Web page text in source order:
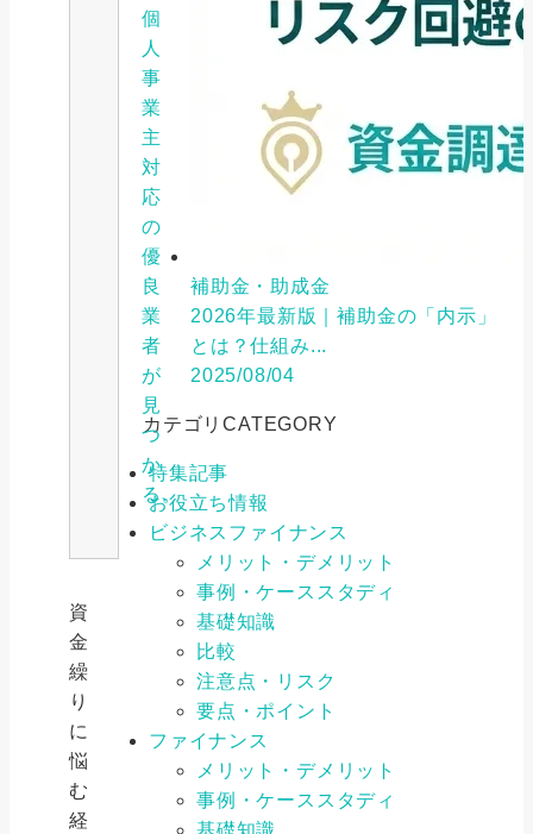
個
人
事
業
主
対
応
の
優
良
業
者
が
見
つ
か
る。
資
金
繰
り
に
悩
む
経
補助金・助成金
2026年最新版｜補助金の「内示」
とは？仕組み...
2025/08/04
カテゴリCATEGORY
特集記事
お役立ち情報
ビジネスファイナンス
メリット・デメリット
事例・ケーススタディ
基礎知識
比較
注意点・リスク
要点・ポイント
ファイナンス
メリット・デメリット
事例・ケーススタディ
基礎知識